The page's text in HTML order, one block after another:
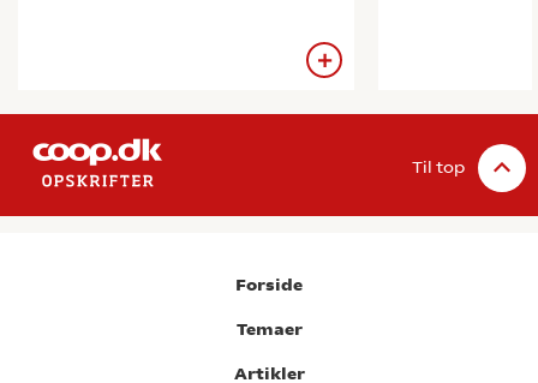
Til top
Forside
Temaer
Artikler